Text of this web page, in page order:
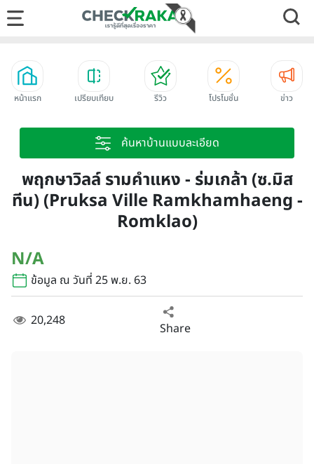
หน้าแรก เปรียบเทียบ รีวิว โปรโมชั่น ข่าว
ค้นหาบ้านแบบละเอียด
พฤกษาวิลล์ รามคำแหง - ร่มเกล้า (ซ.มิส
ทีน) (Pruksa Ville Ramkhamhaeng -
Romklao)
N/A
ข้อมูล ณ วันที่ 25 พ.ย. 63
20,248 Share